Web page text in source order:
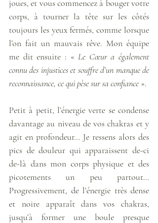
joues, et vous commencez à bouger votre
corps, à tourner la tête sur les côtés
toujours les yeux fermés, comme lorsque
l’on fait un mauvais rêve. Mon équipe
me dit ensuite : « Le Cœur a également
connu des injustices et souffre d’un manque de
reconnaissance, ce qui pèse sur sa confiance ».
Petit à petit, l’énergie verte se condense
davantage au niveau de vos chakras et y
agit en profondeur… Je ressens alors des
pics de douleur qui apparaissent de-ci
de-là dans mon corps physique et des
picotements un peu partout…
Progressivement, de l’énergie très dense
et noire apparaît dans vos chakras,
jusqu’à former une boule presque